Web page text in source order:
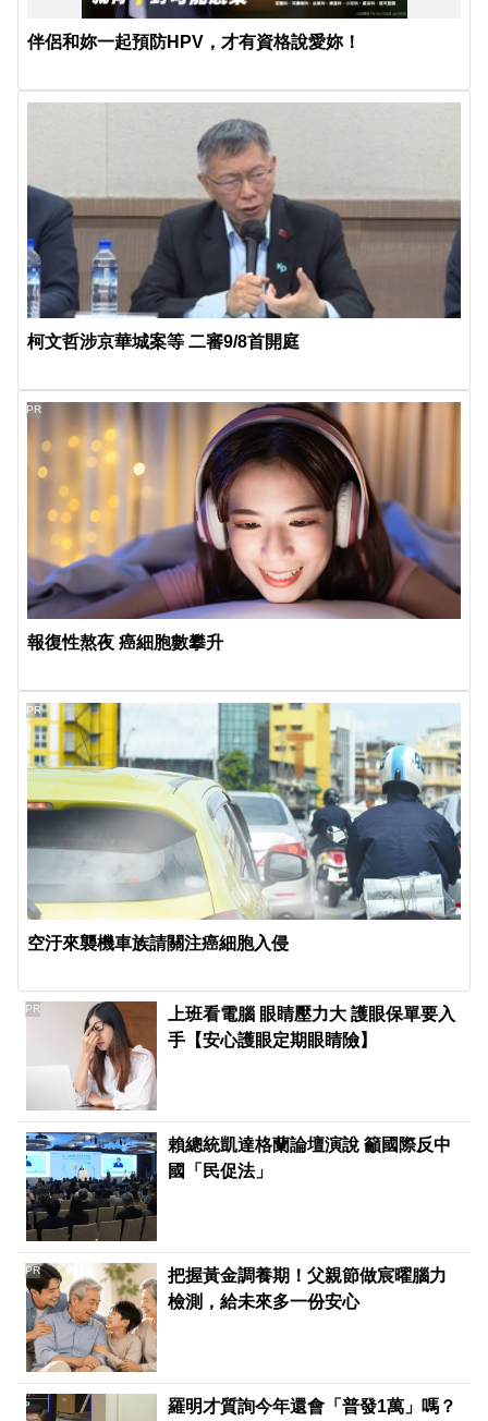
伴侶和妳一起預防HPV，才有資格說愛妳！
柯文哲涉京華城案等 二審9/8首開庭
報復性熬夜 癌細胞數攀升
PR
空汙來襲機車族請關注癌細胞入侵
PR
上班看電腦 眼睛壓力大 護眼保單要入
手【安心護眼定期眼睛險】
PR
賴總統凱達格蘭論壇演說 籲國際反中
國「民促法」
把握黃金調養期！父親節做宸曜腦力
檢測，給未來多一份安心
PR
羅明才質詢今年還會「普發1萬」嗎？